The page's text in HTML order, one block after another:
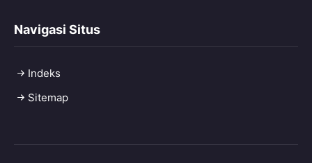
Navigasi Situs
Indeks
Sitemap